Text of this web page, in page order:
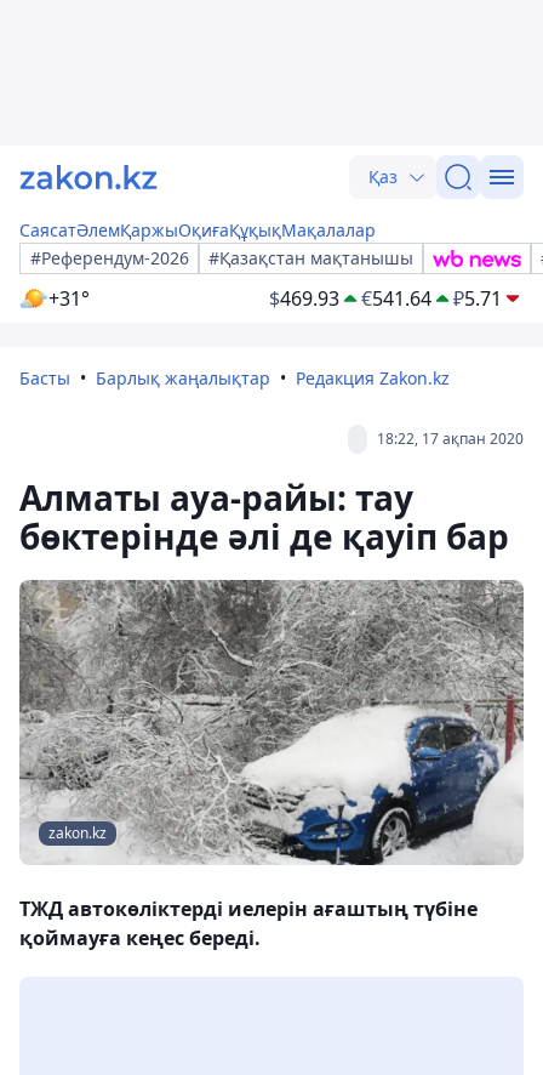
Қаз
СаясатӘлемҚаржыОқиғаҚұқықМақалалар
#Референдум-2026
#Қазақстан мақтанышы
+31° $469.93 €541.64 ₽5.71
Басты Барлық жаңалықтар Редакция Zakon.kz
18:22, 17 ақпан 2020
Алматы ауа-райы: тау
бөктерінде әлі де қауіп бар
zakon.kz
ТЖД автокөліктерді иелерін ағаштың түбіне
қоймауға кеңес береді.